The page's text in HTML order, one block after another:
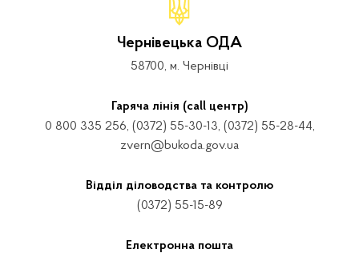
Чернівецька ОДА
58700, м. Чернівці
Гаряча лінія (call центр)
0 800 335 256, (0372) 55-30-13, (0372) 55-28-44,
zvern@bukoda.gov.ua
Відділ діловодства та контролю
(0372) 55-15-89
Електронна пошта